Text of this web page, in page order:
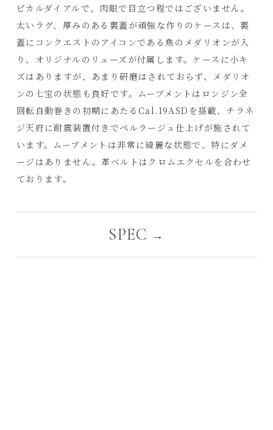
ピカルダイアルで、肉眼で目立つ程ではございません。
太いラグ、厚みのある裏蓋が頑強な作りのケースは、裏
蓋にコンクエストのアイコンである魚のメダリオンが入
り、オリジナルのリューズが付属します。ケースに小キ
ズはありますが、あまり研磨はされておらず、メダリオ
ンの七宝の状態も良好です。ムーブメントはロンジン全
回転自動巻きの初期にあたるCal.19ASDを搭載、チラネ
ジ天府に耐震装置付きでペルラージュ仕上げが施されて
います。ムーブメントは非常に綺麗な状態で、特にダメ
ージはありません。革ベルトはクロムエクセルを合わせ
ております。
SPEC